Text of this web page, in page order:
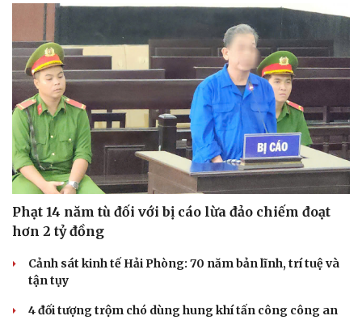
Văn hóa
Sân khấu - Điện ảnh
Văn học
Âm nhạc
Di sản
Nghệ sĩ
Thời trang
Sao Việt
Phạt 14 năm tù đối với bị cáo lừa đảo chiếm đoạt
hơn 2 tỷ đồng
Cảnh sát kinh tế Hải Phòng: 70 năm bản lĩnh, trí tuệ và
tận tụy
4 đối tượng trộm chó dùng hung khí tấn công công an